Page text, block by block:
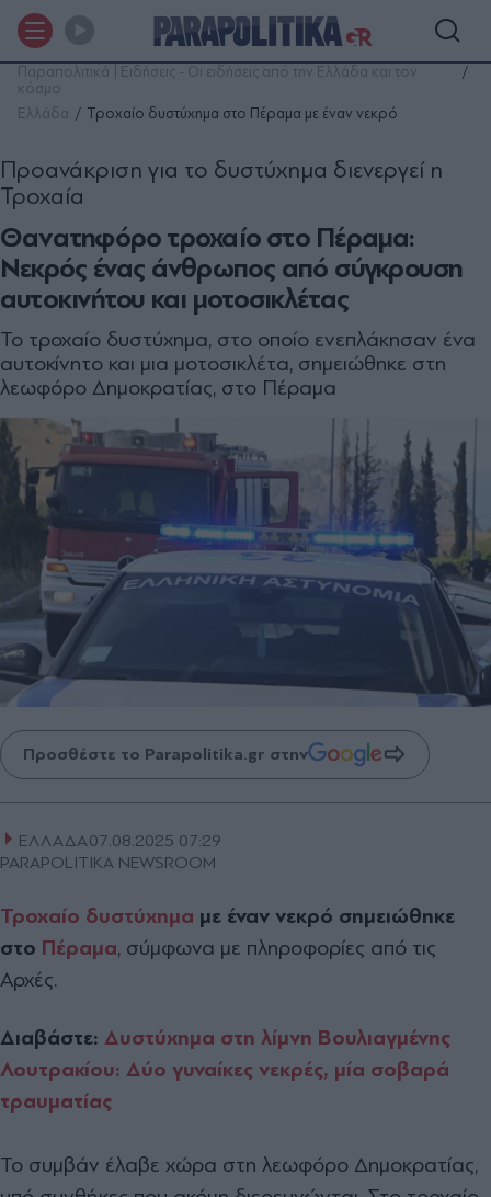
Παραπολιτικά | Ειδήσεις - Οι ειδήσεις από την Ελλάδα και τον
κόσμο
Ελλάδα
Τροχαίο δυστύχημα στο Πέραμα με έναν νεκρό
Θανατηφόρο τροχαίο στο Πέραμα:
Νεκρός ένας άνθρωπος από σύγκρουση
αυτοκινήτου και μοτοσικλέτας
Προανάκριση για το δυστύχημα διενεργεί η
Τροχαία
Το τροχαίο δυστύχημα, στο οποίο ενεπλάκησαν ένα
αυτοκίνητο και μια μοτοσικλέτα, σημειώθηκε στη
λεωφόρο Δημοκρατίας, στο Πέραμα
Προσθέστε το Parapolitika.gr στην
ΕΛΛΑΔΑ07.08.2025 07:29
PARAPOLITIKA NEWSROOM
Τροχαίο δυστύχημα με έναν νεκρό σημειώθηκε
στο Πέραμα, σύμφωνα με πληροφορίες από τις
Αρχές.
Διαβάστε: Δυστύχημα στη λίμνη Βουλιαγμένης
Λουτρακίου: Δύο γυναίκες νεκρές, μία σοβαρά
τραυματίας
Το συμβάν έλαβε χώρα στη λεωφόρο Δημοκρατίας,